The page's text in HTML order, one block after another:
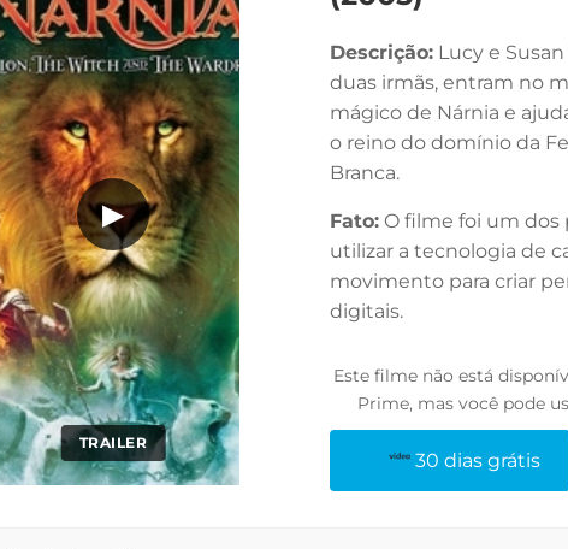
TRAILER
▶
Descrição: Lucy e
duas irmãs, entram no
mágico de Nárnia e
o reino do domínio da
Branca.
Fato: O filme foi um dos
utilizar a tecnologia de
movimento para criar
digitais.
Este filme não está
Prime, mas você pode
30 dias grátis